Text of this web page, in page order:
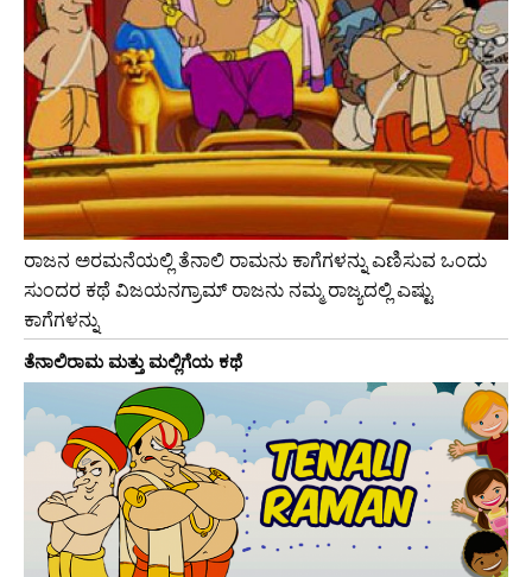
ರಾಜನ ಅರಮನೆಯಲ್ಲಿ ತೆನಾಲಿ ರಾಮನು ಕಾಗೆಗಳನ್ನು ಎಣಿಸುವ ಒಂದು
ಸುಂದರ ಕಥೆ ವಿಜಯನಗ್ರಾಮ್ ರಾಜನು ನಮ್ಮ ರಾಜ್ಯದಲ್ಲಿ ಎಷ್ಟು
ಕಾಗೆಗಳನ್ನು
ತೆನಾಲಿರಾಮ ಮತ್ತು ಮಲ್ಲಿಗೆಯ ಕಥೆ